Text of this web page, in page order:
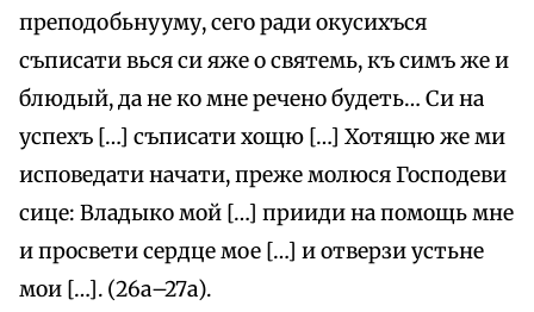
преподобьнууму, сего ради окусихъся
съписати вься си яже о святемь, къ симъ же и
блюдый, да не ко мне речено будеть… Си на
успехъ […] съписати хощю […] Хотящю же ми
исповедати начати, преже молюся Господеви
сице: Владыко мой […] прииди на помощь мне
и просвети сердце мое […] и отверзи устьне
мои […]. (26а–27а).